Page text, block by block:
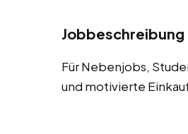
Jobbeschreibung
Für Nebenjobs,
und motivierte